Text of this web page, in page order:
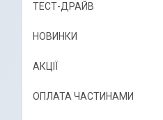
ТЕСТ-ДРАЙВ
НОВИНКИ
АКЦІЇ
ОПЛАТА ЧАСТИНАМИ